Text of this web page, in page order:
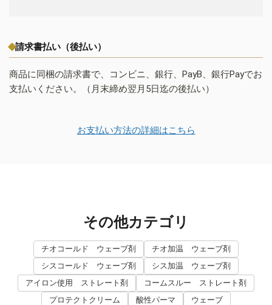
請求書払い（後払い）
商品に同梱の請求書で、コンビニ、銀行、PayB、銀行Payでお
支払いください。（月末締め翌月5日迄の後払い）
お支払い方法の詳細はこちら
その他カテゴリ
チオコールド ウェーブ剤
チオ加温 ウェーブ剤
シスコールド ウェーブ剤
シス加温 ウェーブ剤
アイロン使用 ストレート剤
コームスルー ストレート剤
プロテクトクリーム
酸性パーマ ウェーブ